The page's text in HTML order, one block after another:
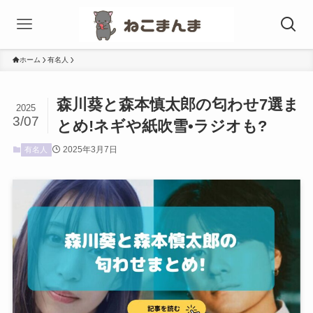
ホーム 有名人
森川葵と森本慎太郎の匂わせ7選ま
とめ!ネギや紙吹雪•ラジオも?
2025
3/07
有名人 2025年3月7日